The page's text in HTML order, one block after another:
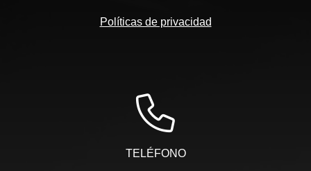
Políticas de privacidad
TELÉFONO